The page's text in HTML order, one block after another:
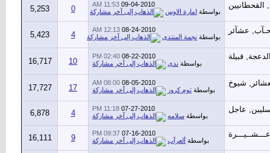
09-04-2010
11:53 AM
بواسطة امارة الاوس 0
5,253
08-24-2010
12:13 AM
بواسطة نجمة المنتدى 4
5,423
08-22-2010
02:40 PM
بواسطة ندى 10
16,717
08-05-2010
08:00 AM
بواسطة توم كروز 17
17,727
07-27-2010
11:18 PM
بواسطة سلامه 4
6,878
07-16-2010
09:37 PM
بواسطة ألعرآب 9
16,111